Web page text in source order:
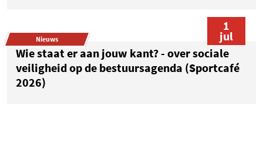
Nieuws
Wie staat er aan jouw kant? - over sociale
veiligheid op de bestuursagenda (Sportcafé
2026)
1
jul